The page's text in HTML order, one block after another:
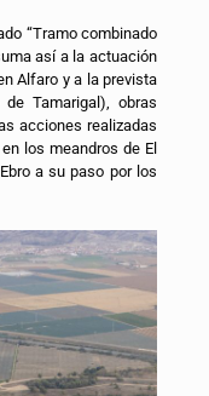
“Tramo combinado
así a la actuación
Alfaro y a la prevista
Tamarigal), obras
acciones realizadas
los meandros de El
a su paso por los